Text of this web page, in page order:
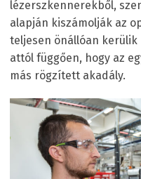
lézerszkennerekből,
alapján kiszámolják az
teljesen önállóan
attól függően, hogy az
más rögzített akadály.